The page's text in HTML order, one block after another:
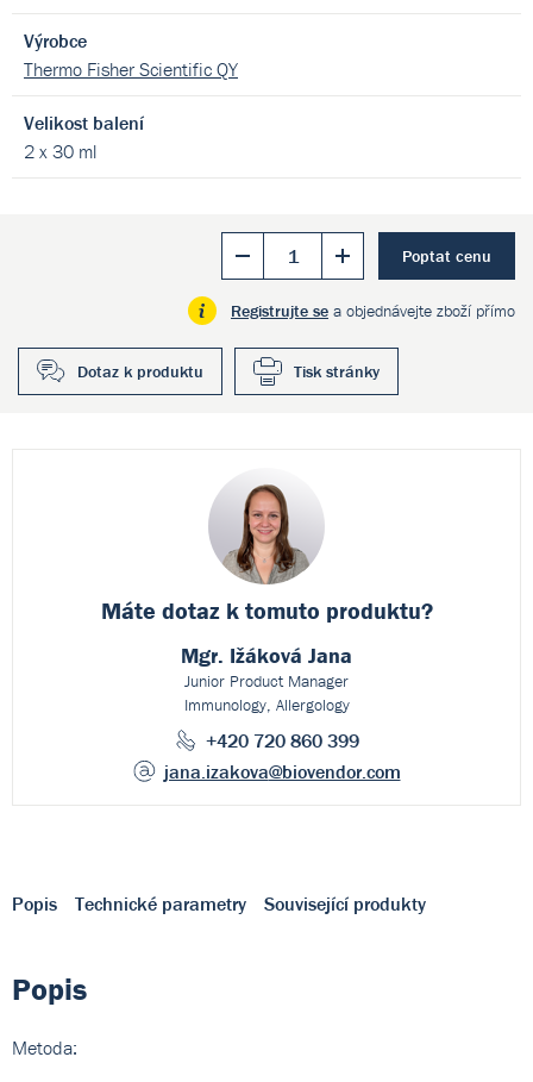
Výrobce
Thermo Fisher Scientific QY
Velikost balení
2 x 30 ml
Poptat cenu
Registrujte se a objednávejte zboží přímo
Dotaz k produktu Tisk stránky
Máte dotaz k tomuto produktu?
Mgr. Ižáková Jana
Junior Product Manager
Immunology, Allergology
+420 720 860 399
jana.izakova@biovendor.com
Popis Technické parametry Související produkty
Popis
Metoda: